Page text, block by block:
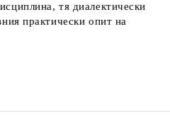
тя диалектически
практически опит на